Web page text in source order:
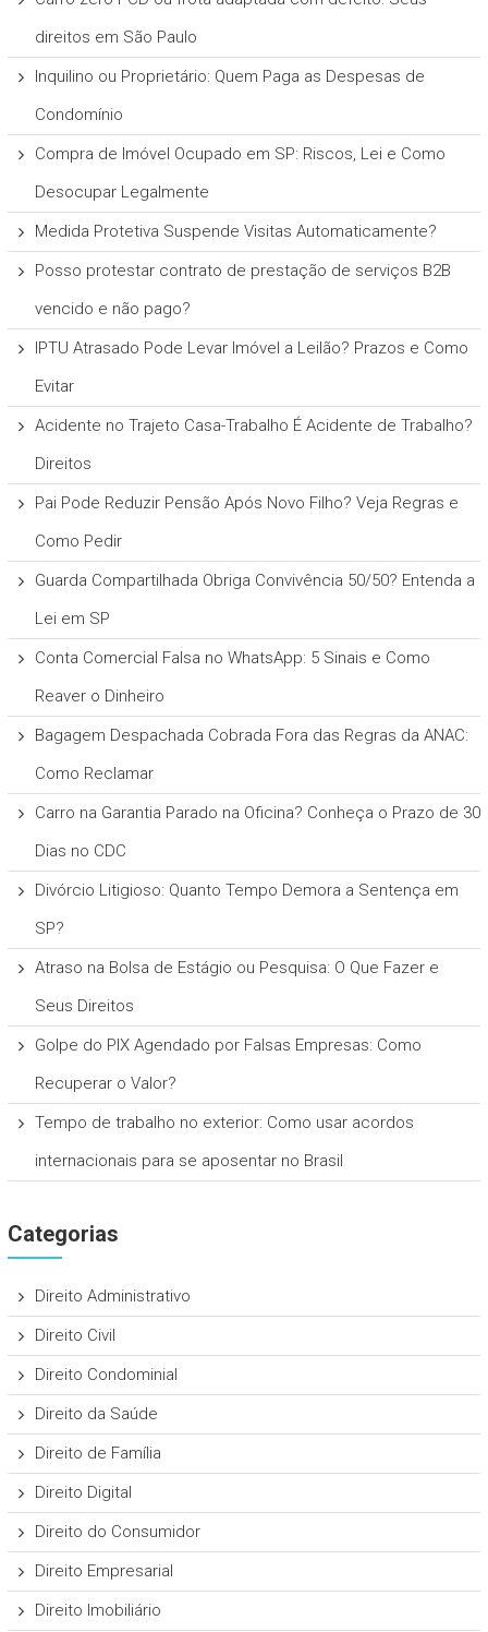
direitos em São Paulo
Inquilino ou Proprietário: Quem Paga as Despesas de
Condomínio
Compra de Imóvel Ocupado em SP: Riscos, Lei e Como
Desocupar Legalmente
Medida Protetiva Suspende Visitas Automaticamente?
Posso protestar contrato de prestação de serviços B2B
vencido e não pago?
IPTU Atrasado Pode Levar Imóvel a Leilão? Prazos e Como
Evitar
Acidente no Trajeto Casa-Trabalho É Acidente de Trabalho?
Direitos
Pai Pode Reduzir Pensão Após Novo Filho? Veja Regras e
Como Pedir
Guarda Compartilhada Obriga Convivência 50/50? Entenda a
Lei em SP
Conta Comercial Falsa no WhatsApp: 5 Sinais e Como
Reaver o Dinheiro
Bagagem Despachada Cobrada Fora das Regras da ANAC:
Como Reclamar
Carro na Garantia Parado na Oficina? Conheça o Prazo de 30
Dias no CDC
Divórcio Litigioso: Quanto Tempo Demora a Sentença em
SP?
Atraso na Bolsa de Estágio ou Pesquisa: O Que Fazer e
Seus Direitos
Golpe do PIX Agendado por Falsas Empresas: Como
Recuperar o Valor?
Tempo de trabalho no exterior: Como usar acordos
internacionais para se aposentar no Brasil
Categorias
Direito Administrativo
Direito Civil
Direito Condominial
Direito da Saúde
Direito de Família
Direito Digital
Direito do Consumidor
Direito Empresarial
Direito Imobiliário